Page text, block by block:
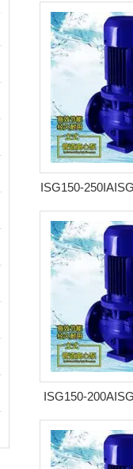
ISG150-
式管
ISG150-
式管